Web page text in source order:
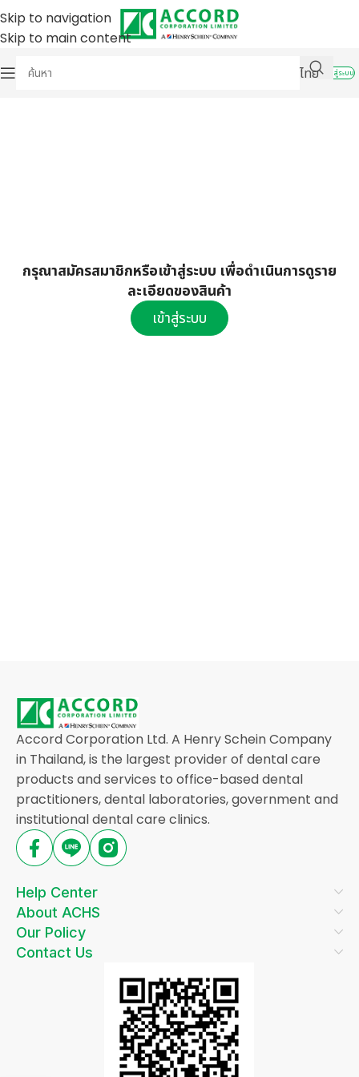
Skip to navigation
Skip to main content
ไทย
เข้าสู่ระบบ
กรุณาสมัครสมาชิกหรือเข้าสู่ระบบ เพื่อดำเนินการดูราย
ละเอียดของสินค้า
เข้าสู่ระบบ
Accord Corporation Ltd. A Henry Schein Company
in Thailand, is the largest provider of dental care
products and services to office-based dental
practitioners, dental laboratories, government and
institutional dental care clinics.
Help Center
About ACHS
Our Policy
Contact Us